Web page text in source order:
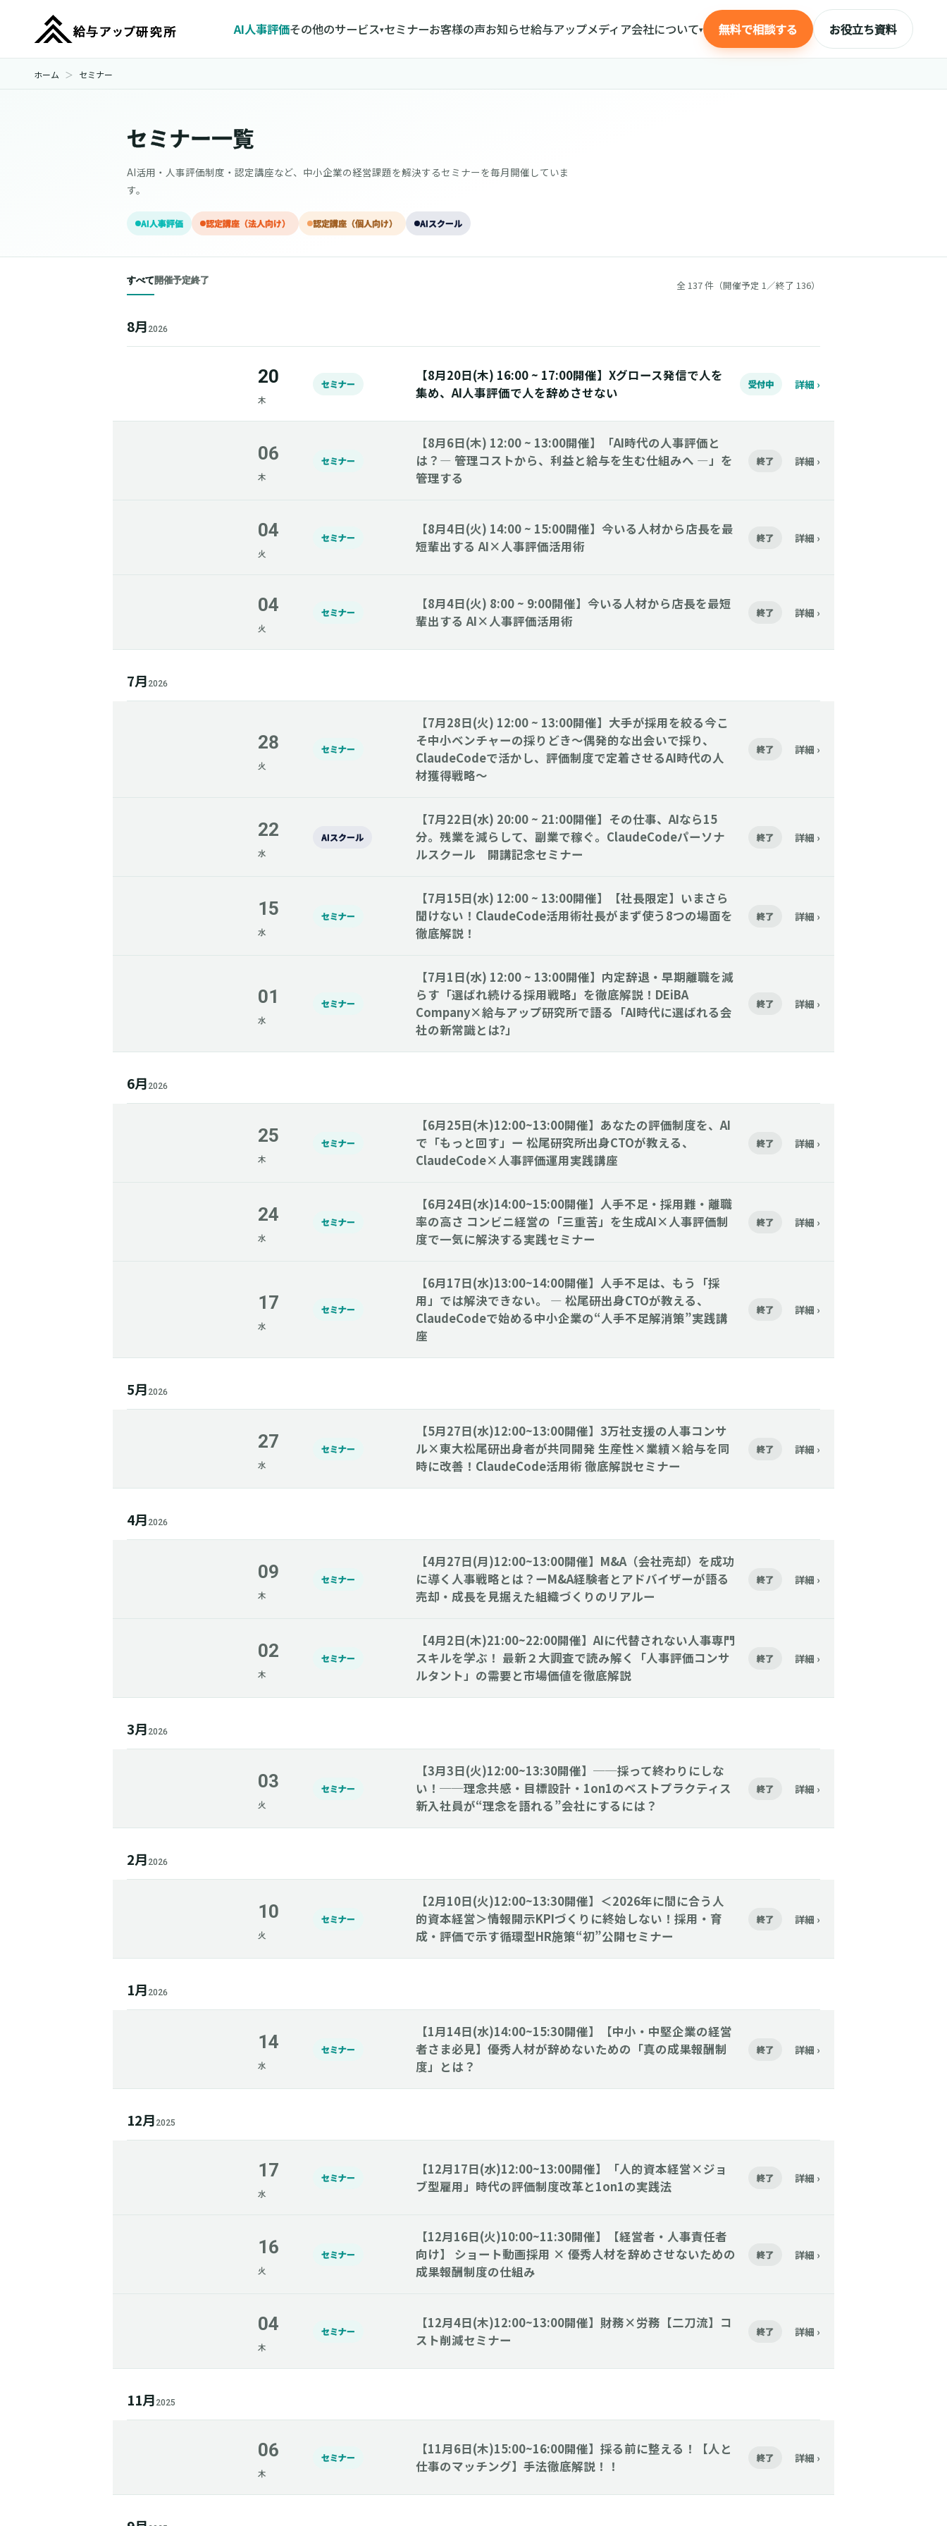
AI人事評価その他のサービス▾セミナーお客様の声お知らせ給与アップメディア会社について▾ 無料で相談する お役立ち資料
ホーム セミナー
セミナー一覧
AI活用・人事評価制度・認定講座など、中小企業の経営課題を解決するセミナーを毎月開催していま
す。
AI人事評価 認定講座（法人向け） 認定講座（個人向け） AIスクール
すべて 開催予定終了 全 137 件（開催予定 1／終了 136）
8月 2026
20
木
セミナー
【8月20日(木) 16:00 ~ 17:00開催】Xグロース発信で人を
集め、AI人事評価で人を辞めさせない
受付中 詳細 ›
06
木
セミナー
【8月6日(木) 12:00 ~ 13:00開催】「AI時代の人事評価と
は？― 管理コストから、利益と給与を生む仕組みへ ―」を
管理する
終了 詳細 ›
04
火
セミナー
【8月4日(火) 14:00 ~ 15:00開催】今いる人材から店長を最
短輩出する AI×人事評価活用術
終了 詳細 ›
04
火
セミナー
【8月4日(火) 8:00 ~ 9:00開催】今いる人材から店長を最短
輩出する AI×人事評価活用術
終了 詳細 ›
7月 2026
28
火
セミナー
【7月28日(火) 12:00 ~ 13:00開催】大手が採用を絞る今こ
そ中小ベンチャーの採りどき～偶発的な出会いで採り、
ClaudeCodeで活かし、評価制度で定着させるAI時代の人
材獲得戦略～
終了 詳細 ›
22
水
AIスクール
【7月22日(水) 20:00 ~ 21:00開催】その仕事、AIなら15
分。残業を減らして、副業で稼ぐ。ClaudeCodeパーソナ
ルスクール 開講記念セミナー
終了 詳細 ›
15
水
セミナー
【7月15日(水) 12:00 ~ 13:00開催】【社長限定】いまさら
聞けない！ClaudeCode活用術社長がまず使う8つの場面を
徹底解説！
終了 詳細 ›
01
水
セミナー
【7月1日(水) 12:00 ~ 13:00開催】内定辞退・早期離職を減
らす「選ばれ続ける採用戦略」を徹底解説！DEiBA
Company×給与アップ研究所で語る「AI時代に選ばれる会
社の新常識とは?」
終了 詳細 ›
6月 2026
25
木
セミナー
【6月25日(木)12:00~13:00開催】あなたの評価制度を、AI
で「もっと回す」ー 松尾研究所出身CTOが教える、
ClaudeCode×人事評価運用実践講座
終了 詳細 ›
24
水
セミナー
【6月24日(水)14:00~15:00開催】人手不足・採用難・離職
率の高さ コンビニ経営の「三重苦」を生成AI×人事評価制
度で一気に解決する実践セミナー
終了 詳細 ›
17
水
セミナー
【6月17日(水)13:00~14:00開催】人手不足は、もう「採
用」では解決できない。 ― 松尾研出身CTOが教える、
ClaudeCodeで始める中小企業の“人手不足解消策”実践講
座
終了 詳細 ›
5月 2026
27
水
セミナー
【5月27日(水)12:00~13:00開催】3万社支援の人事コンサ
ル×東大松尾研出身者が共同開発 生産性×業績×給与を同
時に改善！ClaudeCode活用術 徹底解説セミナー
終了 詳細 ›
4月 2026
09
木
セミナー
【4月27日(月)12:00~13:00開催】M&A（会社売却）を成功
に導く人事戦略とは？ーM&A経験者とアドバイザーが語る
売却・成長を見据えた組織づくりのリアルー
終了 詳細 ›
02
木
セミナー
【4月2日(木)21:00~22:00開催】AIに代替されない人事専門
スキルを学ぶ！ 最新２大調査で読み解く「人事評価コンサ
ルタント」の需要と市場価値を徹底解説
終了 詳細 ›
3月 2026
03
火
セミナー
【3月3日(火)12:00~13:30開催】──採って終わりにしな
い！──理念共感・目標設計・1on1のベストプラクティス
新入社員が“理念を語れる”会社にするには？
終了 詳細 ›
2月 2026
10
火
セミナー
【2月10日(火)12:00~13:30開催】＜2026年に間に合う人
的資本経営＞情報開示KPIづくりに終始しない！採用・育
成・評価で示す循環型HR施策“初”公開セミナー
終了 詳細 ›
1月 2026
14
水
セミナー
【1月14日(水)14:00~15:30開催】【中小・中堅企業の経営
者さま必見】優秀人材が辞めないための「真の成果報酬制
度」とは？
終了 詳細 ›
12月 2025
17
水
セミナー
【12月17日(水)12:00~13:00開催】「人的資本経営×ジョ
ブ型雇用」時代の評価制度改革と1on1の実践法
終了 詳細 ›
16
火
セミナー
【12月16日(火)10:00~11:30開催】【経営者・人事責任者
向け】 ショート動画採用 × 優秀人材を辞めさせないための
成果報酬制度の仕組み
終了 詳細 ›
04
木
セミナー
【12月4日(木)12:00~13:00開催】財務×労務【二刀流】コ
スト削減セミナー
終了 詳細 ›
11月 2025
06
木
セミナー
【11月6日(木)15:00~16:00開催】採る前に整える！【人と
仕事のマッチング】手法徹底解説！！
終了 詳細 ›